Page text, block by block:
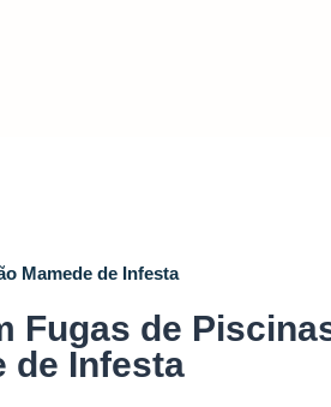
Mamede de Infesta
Fugas de
de Infesta